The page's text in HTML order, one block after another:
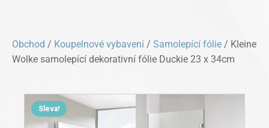
Obchod / Koupelnové vybavení / Samolepící fólie / Kleine
Wolke samolepící dekorativní fólie Duckie 23 x 34cm
Sleva!